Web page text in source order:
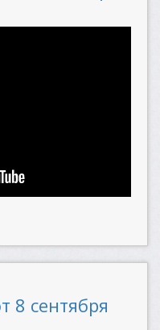
8 сентября